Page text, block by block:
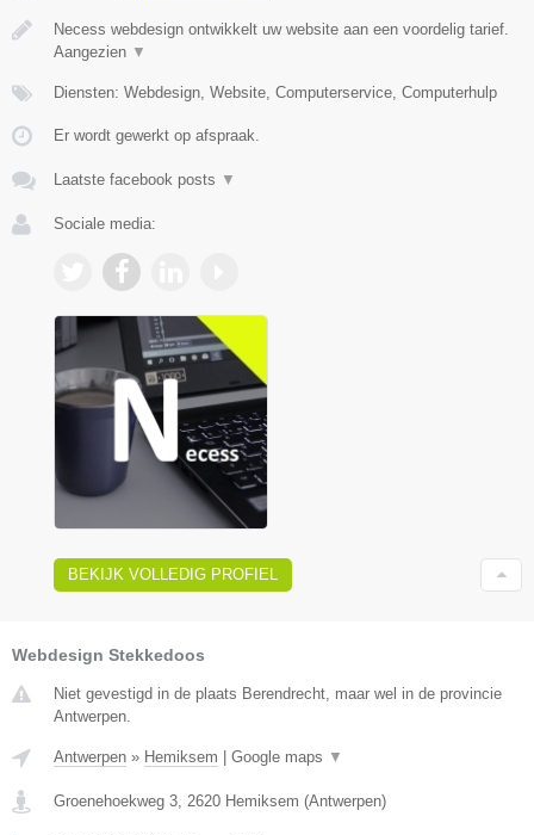
Necess webdesign ontwikkelt uw website aan een voordelig tarief.
Aangezien ▼
Diensten: Webdesign, Website, Computerservice, Computerhulp
Er wordt gewerkt op afspraak.
Laatste facebook posts ▼
Sociale media:
BEKIJK VOLLEDIG PROFIEL
Webdesign Stekkedoos
Niet gevestigd in de plaats Berendrecht, maar wel in de provincie
Antwerpen.
Antwerpen » Hemiksem Google maps ▼
Groenehoekweg 3, 2620 Hemiksem (Antwerpen)